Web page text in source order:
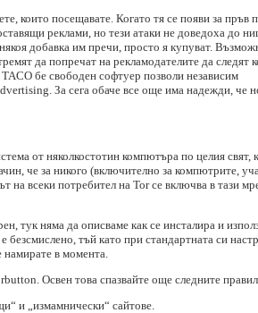
които посещавате. Когато тя се появи за пръв
реклами, но тези атаки не доведоха до
добавка им пречи, просто я купуват.
да попречат на рекламодателите да следят
бе свободен софтуер позволи независим
За сега обаче все още има надежди, че
от няколкостотин компютъра по целия свят,
че за никого (включително за компютрите,
на всеки потребител на Tor се включва в тази
тук няма да описваме как се инсталира и
безсмислено, тъй като при стандартната си
в момента.
Освен това спазвайте още следните
и „измамнически“ сайтове.